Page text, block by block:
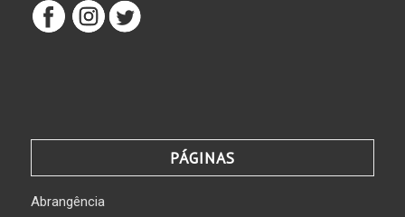
PÁGINAS
Abrangência